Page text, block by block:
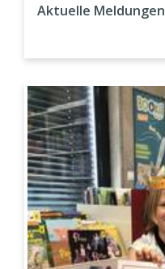
Aktuelle Meldungen